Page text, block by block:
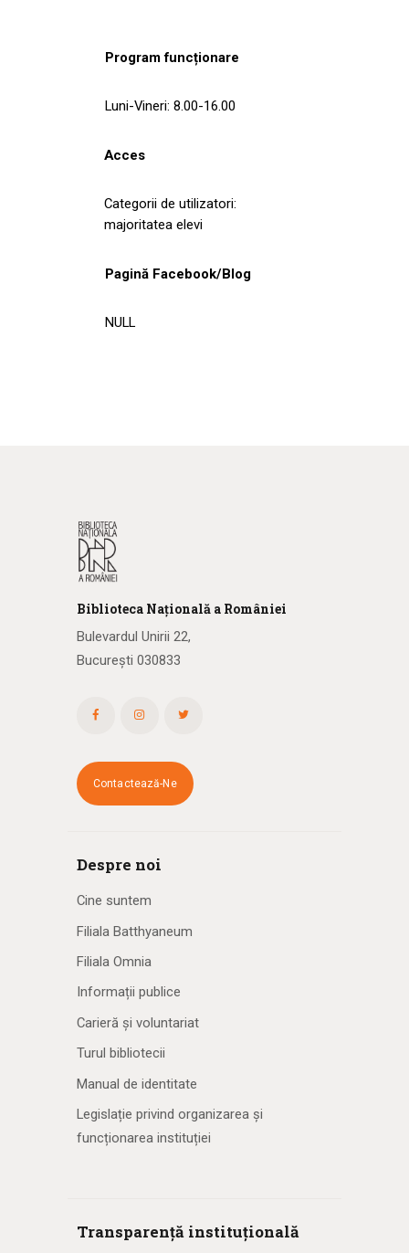
Program funcționare
Luni-Vineri: 8.00-16.00
Acces
Categorii de utilizatori:
majoritatea elevi
Pagină Facebook/Blog
NULL
Biblioteca Națională a României
Bulevardul Unirii 22,
București 030833
Contactează-Ne
Despre noi
Cine suntem
Filiala Batthyaneum
Filiala Omnia
Informații publice
Carieră și voluntariat
Turul bibliotecii
Manual de identitate
Legislație privind organizarea și
funcționarea instituției
Transparență instituțională